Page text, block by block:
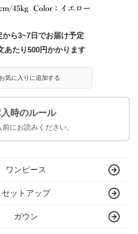
から3~7日でお届け予定
あたり500円かかります
お気に入りに追加する
時のルール
にお読みください。
ワンピース
セットアップ
ガウン